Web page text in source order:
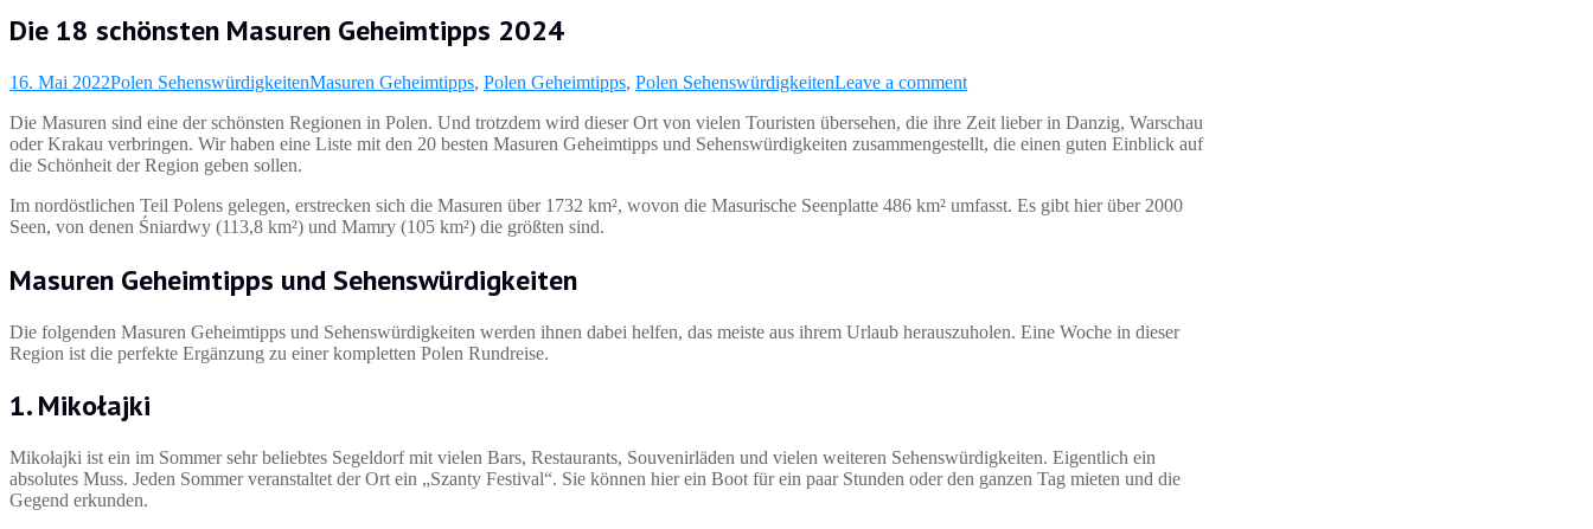
Die 18 schönsten Masuren Geheimtipps 2024
16. Mai 2022Polen SehenswürdigkeitenMasuren Geheimtipps, Polen Geheimtipps, Polen SehenswürdigkeitenLeave a comment
Die Masuren sind eine der schönsten Regionen in Polen. Und trotzdem wird dieser Ort von vielen Touristen übersehen, die ihre Zeit lieber in Danzig, Warschau
oder Krakau verbringen. Wir haben eine Liste mit den 20 besten Masuren Geheimtipps und Sehenswürdigkeiten zusammengestellt, die einen guten Einblick auf
die Schönheit der Region geben sollen.
Im nordöstlichen Teil Polens gelegen, erstrecken sich die Masuren über 1732 km², wovon die Masurische Seenplatte 486 km² umfasst. Es gibt hier über 2000
Seen, von denen Śniardwy (113,8 km²) und Mamry (105 km²) die größten sind.
Masuren Geheimtipps und Sehenswürdigkeiten
Die folgenden Masuren Geheimtipps und Sehenswürdigkeiten werden ihnen dabei helfen, das meiste aus ihrem Urlaub herauszuholen. Eine Woche in dieser
Region ist die perfekte Ergänzung zu einer kompletten Polen Rundreise.
1. Mikołajki
Mikołajki ist ein im Sommer sehr beliebtes Segeldorf mit vielen Bars, Restaurants, Souvenirläden und vielen weiteren Sehenswürdigkeiten. Eigentlich ein
absolutes Muss. Jeden Sommer veranstaltet der Ort ein „Szanty Festival“. Sie können hier ein Boot für ein paar Stunden oder den ganzen Tag mieten und die
Gegend erkunden.